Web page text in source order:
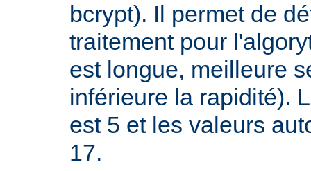
bcrypt). Il permet de
traitement pour
est longue, meilleure
inférieure la rapidité).
est 5 et les valeurs
17.